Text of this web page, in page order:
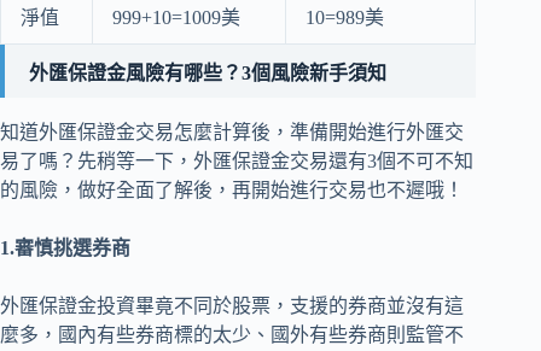
淨值
999+10=1009美
10=989美
外匯保證金風險有哪些？3個風險新手須知
知道外匯保證金交易怎麼計算後，準備開始進行外匯交
易了嗎？先稍等一下，外匯保證金交易還有3個不可不知
的風險，做好全面了解後，再開始進行交易也不遲哦！
1.審慎挑選券商
外匯保證金投資畢竟不同於股票，支援的券商並沒有這
麼多，國內有些券商標的太少、國外有些券商則監管不